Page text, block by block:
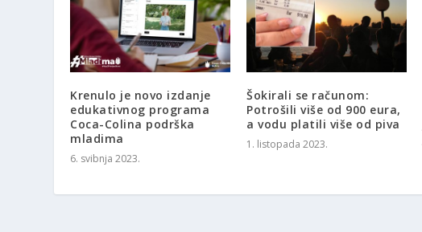
Krenulo je novo izdanje
edukativnog programa
Coca-Colina podrška
mladima
6. svibnja 2023.
Šokirali se računom:
Potrošili više od 900 eura,
a vodu platili više od piva
1. listopada 2023.